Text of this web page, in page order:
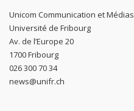
Unicom Communication et Médias
Université de Fribourg
Av. de l’Europe 20
1700 Fribourg
026 300 70 34
news@unifr.ch